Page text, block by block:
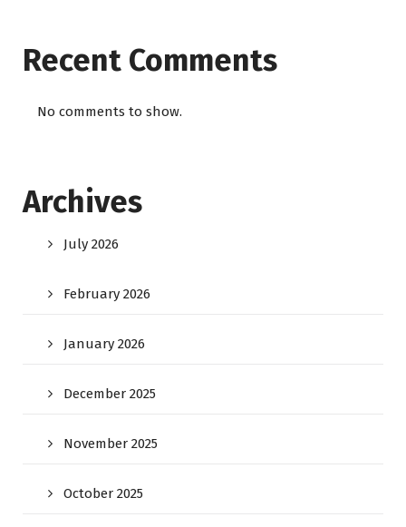
Recent Comments
No comments to show.
Archives
July 2026
February 2026
January 2026
December 2025
November 2025
October 2025